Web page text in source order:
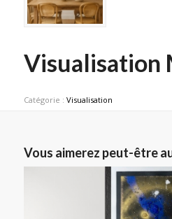
Visualisation
Catégorie : Visualisation
Vous aimerez peut-être